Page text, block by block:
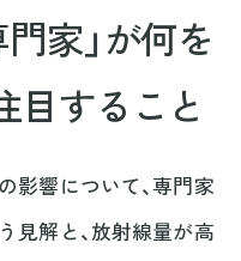
家」が何を
目すること
影響について、専門家
見解と、放射線量が高